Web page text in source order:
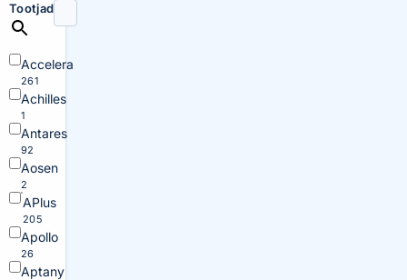
Tootjad
Accelera
261
Achilles
1
Antares
92
Aosen
2
APlus
205
Apollo
26
Aptany